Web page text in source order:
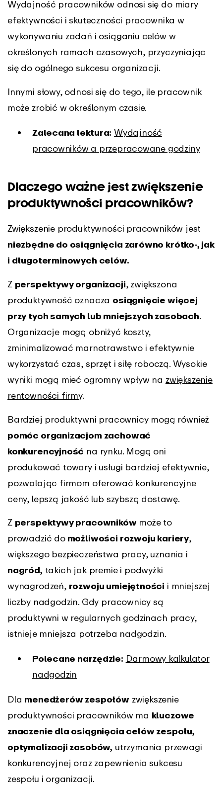
Wydajność pracowników odnosi się do miary
efektywności i skuteczności pracownika w
wykonywaniu zadań i osiąganiu celów w
określonych ramach czasowych, przyczyniając
się do ogólnego sukcesu organizacji.
Innymi słowy, odnosi się do tego, ile pracownik
może zrobić w określonym czasie.
Zalecana lektura: Wydajność
pracowników a przepracowane godziny
Dlaczego ważne jest zwiększenie
produktywności pracowników?
Zwiększenie produktywności pracowników jest
niezbędne do osiągnięcia zarówno krótko-, jak
i długoterminowych celów.
Z perspektywy organizacji, zwiększona
produktywność oznacza osiągnięcie więcej
przy tych samych lub mniejszych zasobach.
Organizacje mogą obniżyć koszty,
zminimalizować marnotrawstwo i efektywnie
wykorzystać czas, sprzęt i siłę roboczą. Wysokie
wyniki mogą mieć ogromny wpływ na zwiększenie
rentowności firmy.
Bardziej produktywni pracownicy mogą również
pomóc organizacjom zachować
konkurencyjność na rynku. Mogą oni
produkować towary i usługi bardziej efektywnie,
pozwalając firmom oferować konkurencyjne
ceny, lepszą jakość lub szybszą dostawę.
Z perspektywy pracowników może to
prowadzić domożliwości rozwoju kariery,
większego bezpieczeństwa pracy, uznania i
nagród, takich jak premie i podwyżki
wynagrodzeń, rozwoju umiejętności i mniejszej
liczby nadgodzin. Gdy pracownicy są
produktywni w regularnych godzinach pracy,
istnieje mniejsza potrzeba nadgodzin.
Polecane narzędzie: Darmowy kalkulator
nadgodzin
Dla menedżerów zespołów zwiększenie
produktywności pracowników ma kluczowe
znaczenie dla osiągnięcia celów zespołu,
optymalizacji zasobów, utrzymania przewagi
konkurencyjnej oraz zapewnienia sukcesu
zespołu i organizacji.